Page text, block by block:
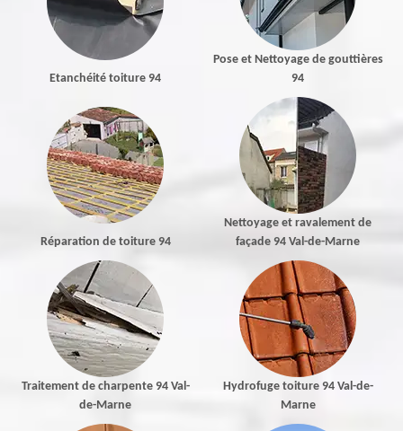
Etanchéité toiture 94
Pose et Nettoyage de gouttières
94
Réparation de toiture 94
Nettoyage et ravalement de
façade 94 Val-de-Marne
Traitement de charpente 94 Val-
de-Marne
Hydrofuge toiture 94 Val-de-
Marne